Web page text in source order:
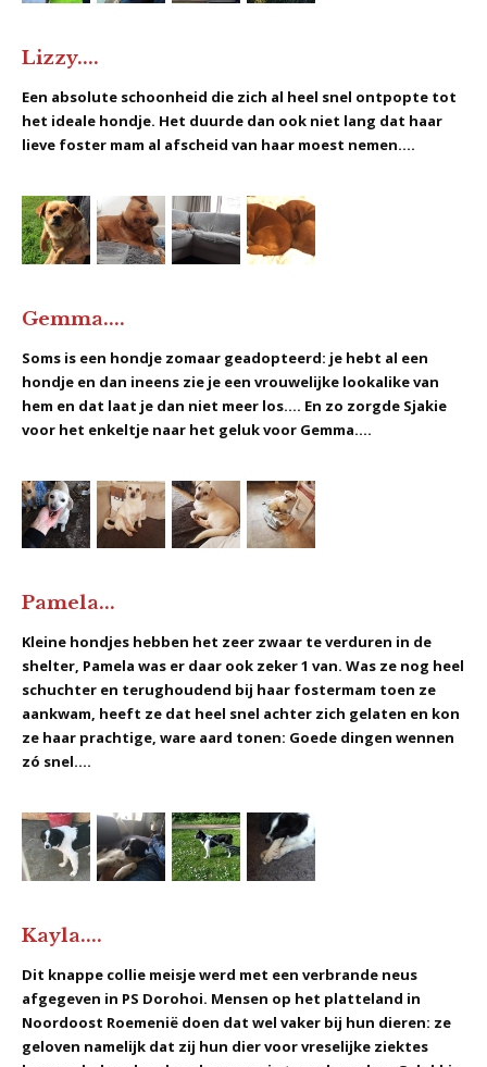
Lizzy....
Een absolute schoonheid die zich al heel snel ontpopte tot
het ideale hondje. Het duurde dan ook niet lang dat haar
lieve foster mam al afscheid van haar moest nemen....
Gemma....
Soms is een hondje zomaar geadopteerd: je hebt al een
hondje en dan ineens zie je een vrouwelijke lookalike van
hem en dat laat je dan niet meer los.... En zo zorgde Sjakie
voor het enkeltje naar het geluk voor Gemma....
Pamela...
Kleine hondjes hebben het zeer zwaar te verduren in de
shelter, Pamela was er daar ook zeker 1 van. Was ze nog heel
schuchter en terughoudend bij haar fostermam toen ze
aankwam, heeft ze dat heel snel achter zich gelaten en kon
ze haar prachtige, ware aard tonen: Goede dingen wennen
zó snel....
Kayla....
Dit knappe collie meisje werd met een verbrande neus
afgegeven in PS Dorohoi. Mensen op het platteland in
Noordoost Roemenië doen dat wel vaker bij hun dieren: ze
geloven namelijk dat zij hun dier voor vreselijke ziektes